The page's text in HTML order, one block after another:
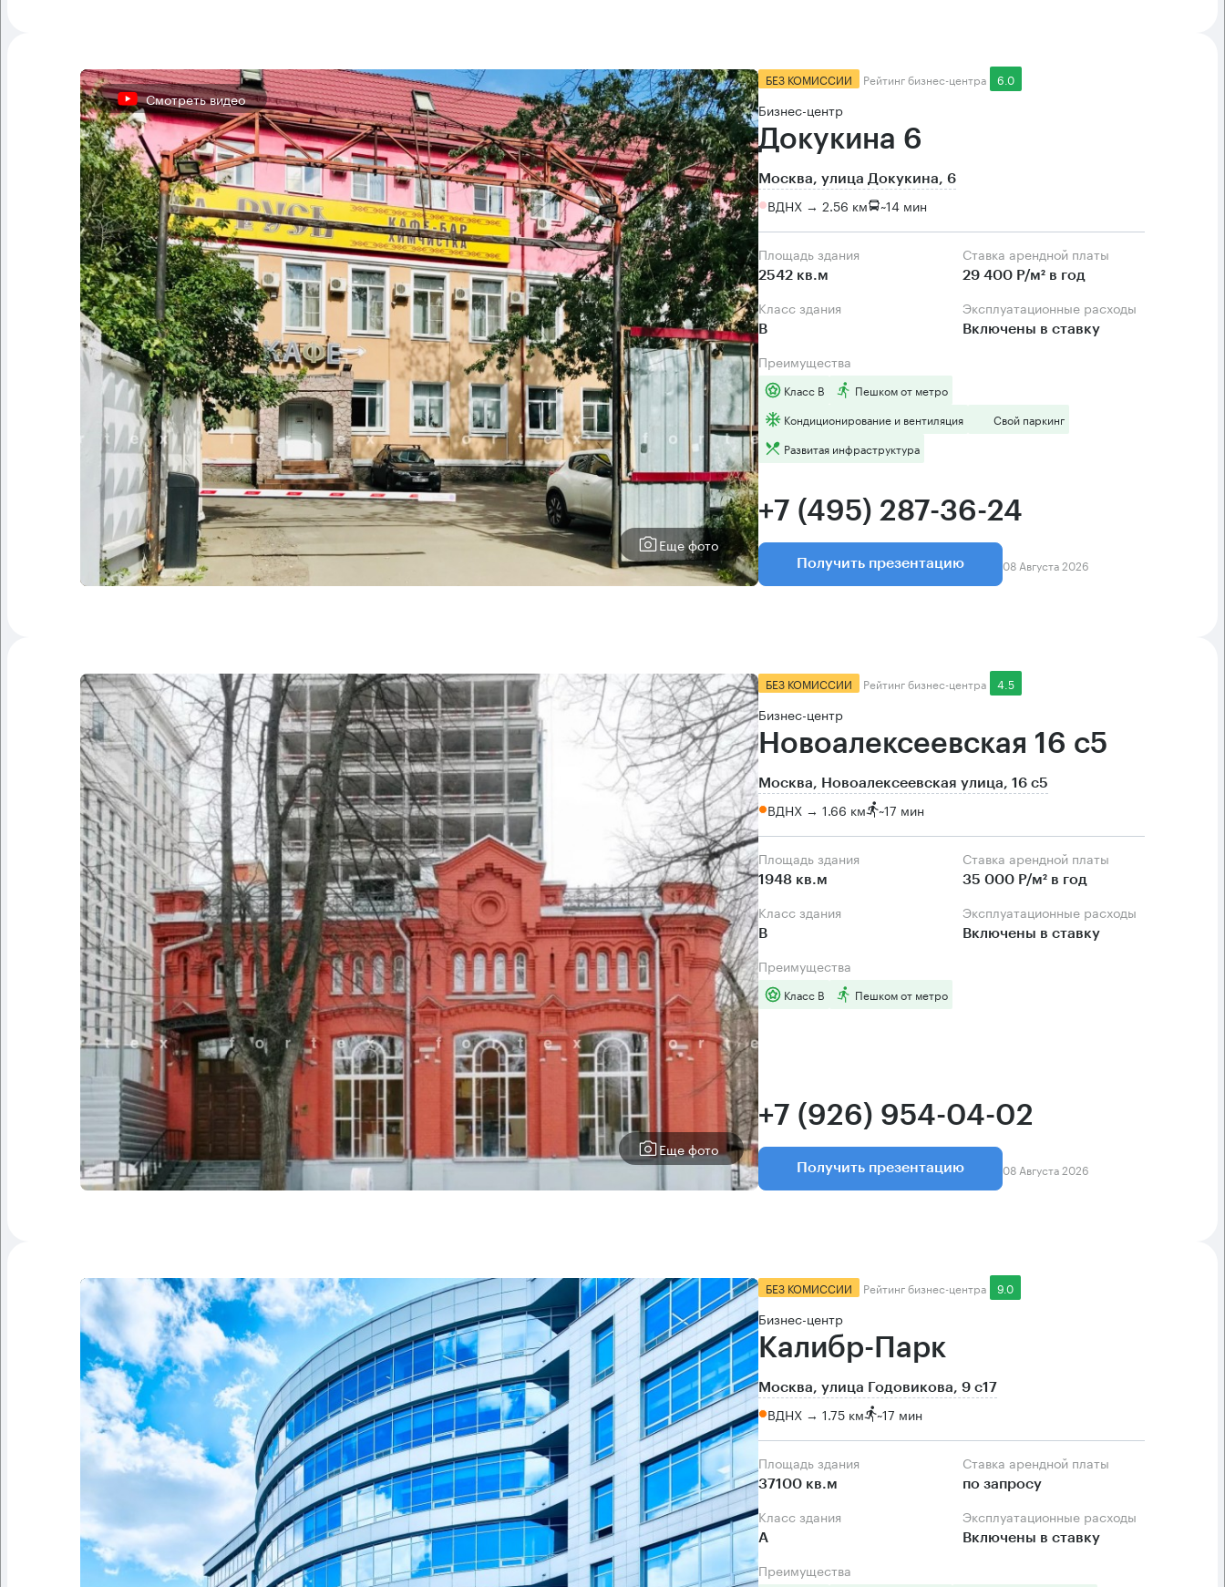
Смотреть видео
Еще фото
БЕЗ КОМИССИИ Рейтинг бизнес-центра 6.0
Бизнес-центр
Докукина 6
Москва, улица Докукина, 6
ВДНХ → 2.56 км ~14 мин
Площадь здания
2542 кв.м
Ставка арендной платы
29 400 Р/м² в год
Класс здания
B
Эксплуатационные расходы
Включены в ставку
Преимущества
Класс B
Пешком от метро
Кондиционирование и вентиляция
Свой паркинг
Развитая инфраструктура
+7 (495) 287-36-24
Получить презентацию 08 Августа 2026
Еще фото
БЕЗ КОМИССИИ Рейтинг бизнес-центра 4.5
Бизнес-центр
Новоалексеевская 16 с5
Москва, Новоалексеевская улица, 16 с5
ВДНХ → 1.66 км ~17 мин
Площадь здания
1948 кв.м
Ставка арендной платы
35 000 Р/м² в год
Класс здания
B
Эксплуатационные расходы
Включены в ставку
Преимущества
Класс B Пешком от метро
+7 (926) 954-04-02
Получить презентацию 08 Августа 2026
БЕЗ КОМИССИИ Рейтинг бизнес-центра 9.0
Бизнес-центр
Калибр-Парк
Москва, улица Годовикова, 9 с17
ВДНХ → 1.75 км ~17 мин
Площадь здания
37100 кв.м
Ставка арендной платы
по запросу
Класс здания
А
Эксплуатационные расходы
Включены в ставку
Преимущества